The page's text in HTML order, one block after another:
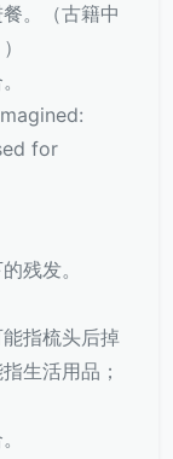
。（古籍中
for
残发。
指梳头后掉
生活用品；